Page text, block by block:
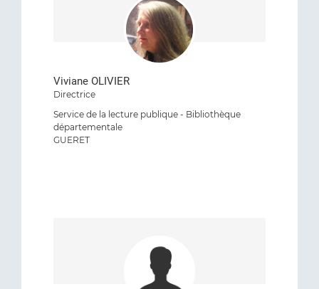
Viviane OLIVIER
Directrice
Service de la lecture publique - Bibliothèque
départementale
GUERET